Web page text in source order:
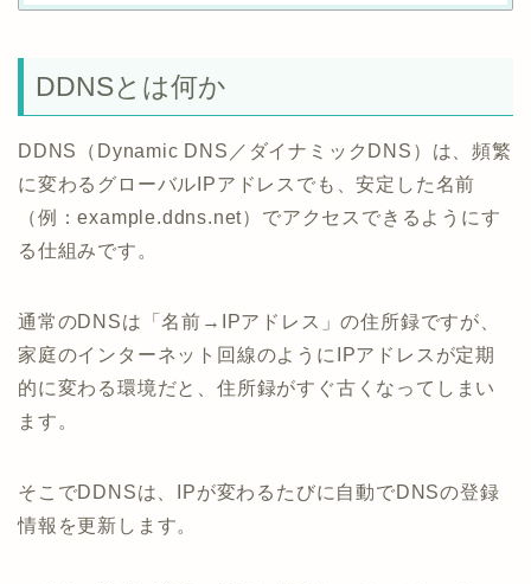
DDNSとは何か
DDNS（Dynamic DNS／ダイナミックDNS）は、頻繁
に変わるグローバルIPアドレスでも、安定した名前
（例：example.ddns.net）でアクセスできるようにす
る仕組みです。
通常のDNSは「名前→IPアドレス」の住所録ですが、
家庭のインターネット回線のようにIPアドレスが定期
的に変わる環境だと、住所録がすぐ古くなってしまい
ます。
そこでDDNSは、IPが変わるたびに自動でDNSの登録
情報を更新します。